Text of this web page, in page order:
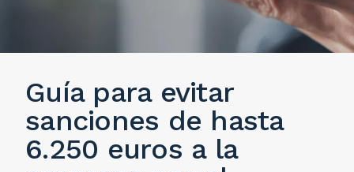
Guía para evitar
sanciones de hasta
6.250 euros a la